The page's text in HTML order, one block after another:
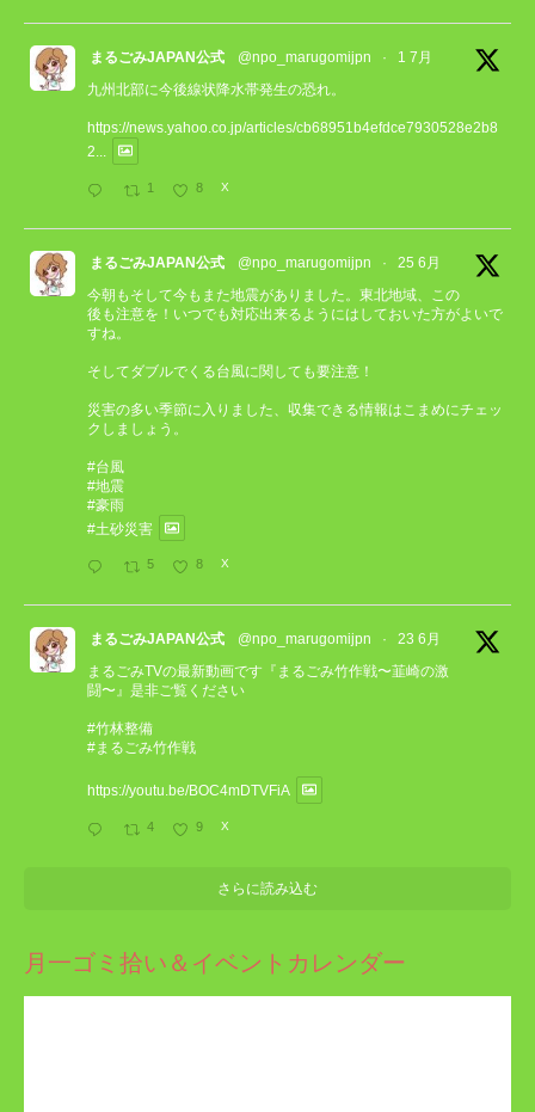
まるごみJAPAN公式 @npo_marugomijpn ·
1 7月
九州北部に今後線状降水帯発生の恐れ。
https://news.yahoo.co.jp/articles/cb68951b4efdce7930528e2b8
2...
1 8 X
まるごみJAPAN公式 @npo_marugomijpn ·
25 6月
今朝もそして今もまた地震がありました。東北地域、この
後も注意を！いつでも対応出来るようにはしておいた方がよいで
すね。
そしてダブルでくる台風に関しても要注意！
災害の多い季節に入りました、収集できる情報はこまめにチェッ
クしましょう。
#台風
#地震
#豪雨
#土砂災害
5 8 X
まるごみJAPAN公式 @npo_marugomijpn ·
23 6月
まるごみTVの最新動画です『まるごみ竹作戦〜韮崎の激
闘〜』是非ご覧ください
#竹林整備
#まるごみ竹作戦
https://youtu.be/BOC4mDTVFiA
4 9 X
さらに読み込む
月一ゴミ拾い＆イベントカレンダー